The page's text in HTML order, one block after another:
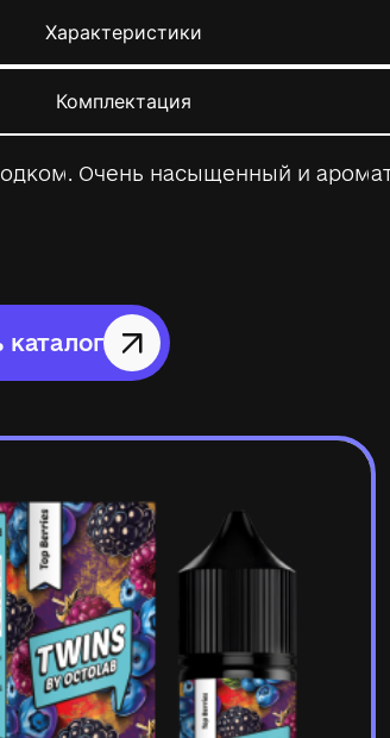
Характеристики
Комплектация
Очень насыщенный и
каталог